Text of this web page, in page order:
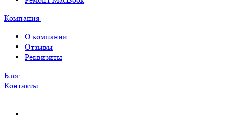
Компания
О компании
Отзывы
Реквизиты
Блог
Контакты